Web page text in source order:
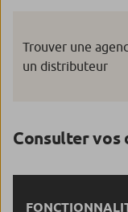
Trouver une
un distributeur
Consulter vos